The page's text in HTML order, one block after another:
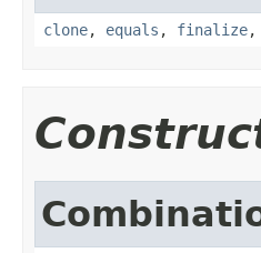
clone, equals , finalize,